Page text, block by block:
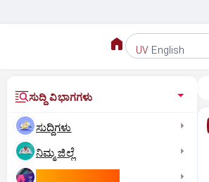
UV English
ಸುದ್ದಿ ವಿಭಾಗಗಳು
ಸುದ್ದಿಗಳು
ನಿಮ್ಮ ಜಿಲ್ಲೆ